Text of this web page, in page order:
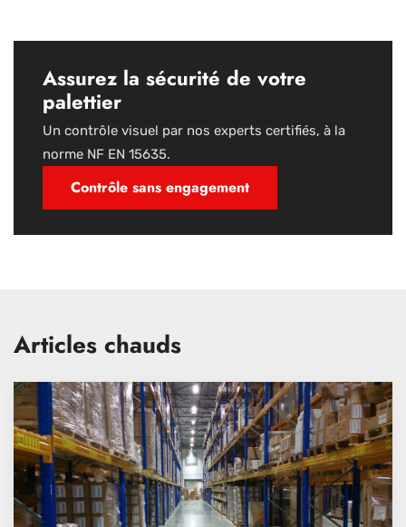
Assurez la sécurité de votre
palettier
Un contrôle visuel par nos experts certifiés, à la
norme NF EN 15635.
Contrôle sans engagement
Articles chauds